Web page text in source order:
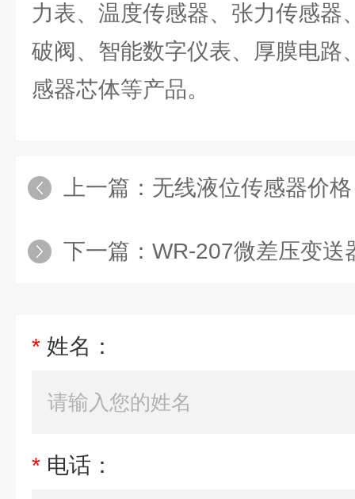
力表、温度传感器、张力传感器
破阀、智能数字仪表、厚膜电路
感器芯体等产品。
上一篇： 无线液位传感器价格
下一篇： WR-207微差压变送
* 姓名：
* 电话：